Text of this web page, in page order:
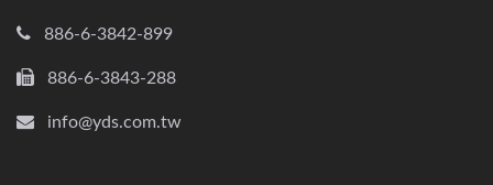
886-6-3842-899
886-6-3843-288
info@yds.com.tw